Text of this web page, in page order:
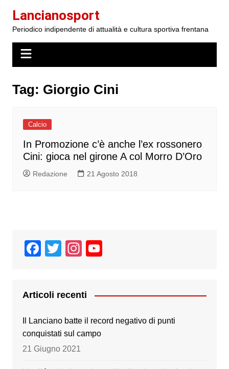
contenuto
Lancianosport
Periodico indipendente di attualità e cultura sportiva frentana
Tag: Giorgio Cini
Calcio
In Promozione c’è anche l’ex rossonero
Cini: gioca nel girone A col Morro D’Oro
Redazione 21 Agosto 2018
F
e
b
o
o
T
er
In
gr
a
m
T
Articoli recenti
Il Lanciano batte il record negativo di punti
conquistati sul campo
21 Giugno 2021